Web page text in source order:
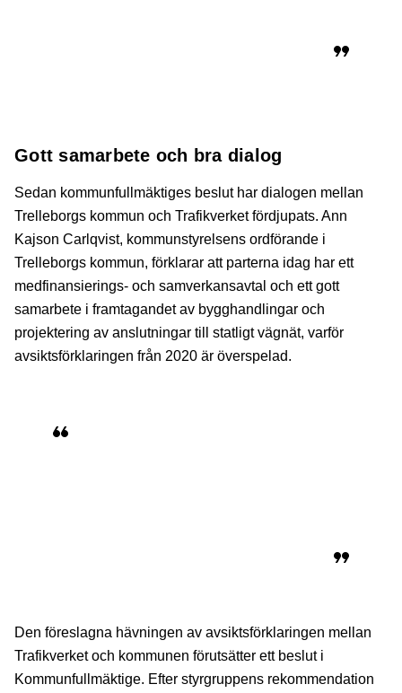
Gott samarbete och bra dialog
Sedan kommunfullmäktiges beslut har dialogen mellan
Trelleborgs kommun och Trafikverket fördjupats. Ann
Kajson Carlqvist, kommunstyrelsens ordförande i
Trelleborgs kommun, förklarar att parterna idag har ett
medfinansierings- och samverkansavtal och ett gott
samarbete i framtagandet av bygghandlingar och
projektering av anslutningar till statligt vägnät, varför
avsiktsförklaringen från 2020 är överspelad.
Den föreslagna hävningen av avsiktsförklaringen mellan
Trafikverket och kommunen förutsätter ett beslut i
Kommunfullmäktige. Efter styrgruppens rekommendation